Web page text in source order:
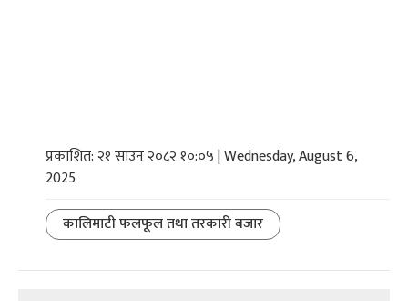
प्रकाशित: २१ साउन २०८२ १०:०५ | Wednesday, August 6,
2025
कालिमाटी फलफूल तथा तरकारी बजार